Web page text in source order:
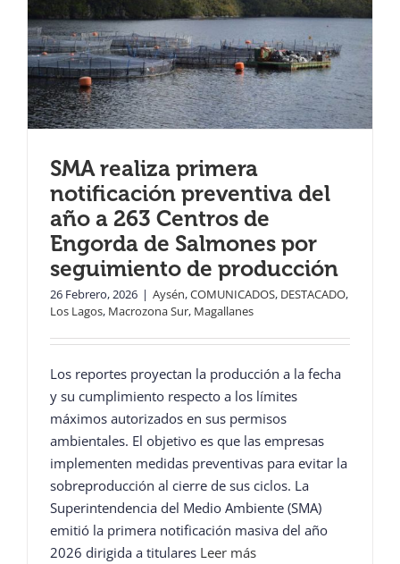
SMA realiza primera
notificación preventiva del
año a 263 Centros de
Engorda de Salmones por
seguimiento de producción
26 Febrero, 2026 | Aysén,COMUNICADOS, DESTACADO,
Los Lagos, Macrozona Sur, Magallanes
Los reportes proyectan la producción a la fecha
y su cumplimiento respecto a los límites
máximos autorizados en sus permisos
ambientales. El objetivo es que las empresas
implementen medidas preventivas para evitar la
sobreproducción al cierre de sus ciclos. La
Superintendencia del Medio Ambiente (SMA)
emitió la primera notificación masiva del año
2026 dirigida a titulares Leer más